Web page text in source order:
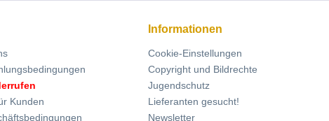
Kunden
Informationen
Cookie-Einstellungen
Copyright und Bildrechte
Jugendschutz
Lieferanten gesucht!
Newsletter